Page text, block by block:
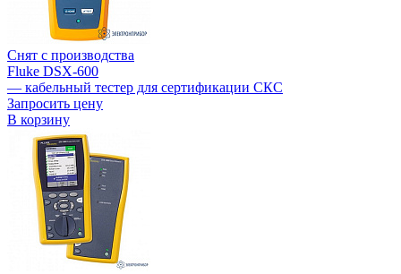
Снят с производства
Fluke DSX-600
— кабельный тестер для сертификации СКС
Запросить цену
В корзину